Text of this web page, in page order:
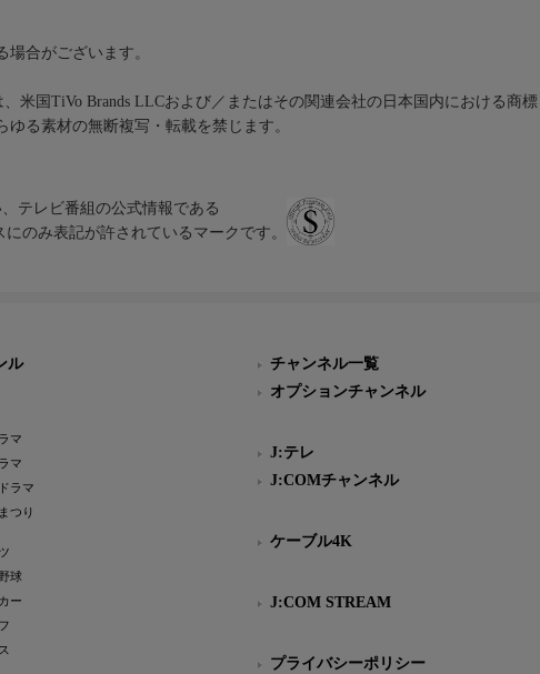
合がございます。
米国TiVo Brands LLCおよび／またはその関連会社の日本国内における商標
る素材の無断複写・転載を禁じます。
テレビ番組の公式情報である
のみ表記が許されているマークです。
ル
マ
マ
ラマ
つり
球
ー
チャンネル一覧
オプションチャンネル
J:テレ
J:COMチャンネル
ケーブル4K
J:COM STREAM
プライバシーポリシー